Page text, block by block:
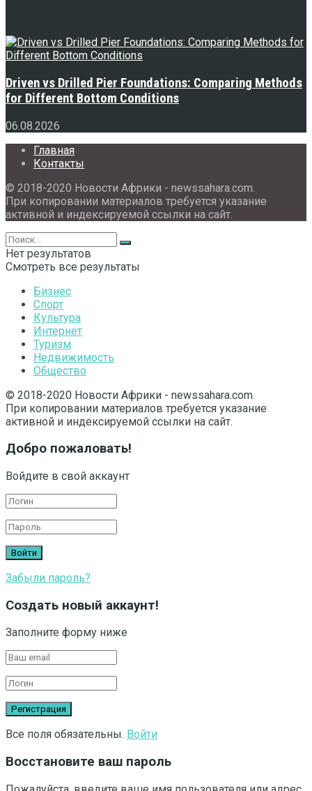
Driven vs Drilled Pier Foundations: Comparing Methods
for Different Bottom Conditions
06.08.2026
Главная
Контакты
© 2018-2020 Новости Африки - newssahara.com.
При копировании материалов требуется указание
активной и индексируемой ссылки на сайт.
Нет результатов
Смотреть все результаты
Бизнес
Спорт
Культура
Интернет
Туризм
Недвижимость
Общество
© 2018-2020 Новости Африки - newssahara.com.
При копировании материалов требуется указание
активной и индексируемой ссылки на сайт.
Добро пожаловать!
Войдите в свой аккаунт
Забыли пароль?
Создать новый аккаунт!
Заполните форму ниже
Все поля обязательны. Войти
Восстановите ваш пароль